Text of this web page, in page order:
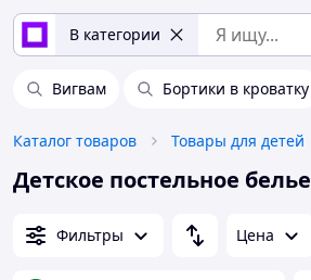
В категории
Вигвам Бортики в кроватку
Каталог товаров Товары для детей
Детское постельное белье
Фильтры Цена